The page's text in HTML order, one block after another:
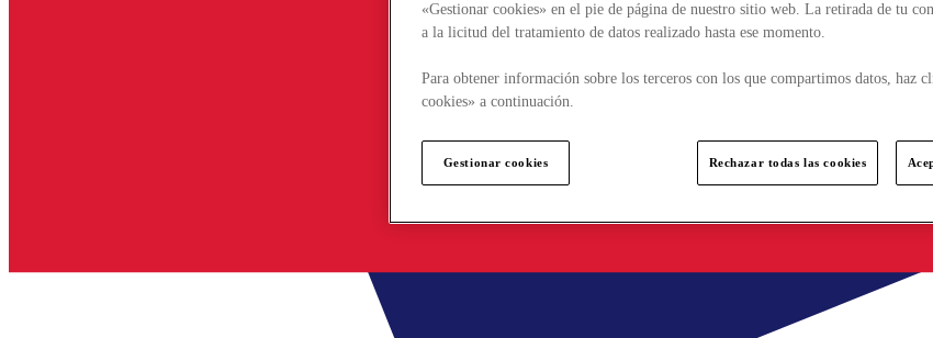
«Gestionar cookies» en el pie de página de nuestro sitio web. La retirada de tu
a la licitud del tratamiento de datos realizado hasta ese momento.
Para obtener información sobre los terceros con los que compartimos datos, haz
cookies» a continuación.
Gestionar cookies Rechazar todas las cookies